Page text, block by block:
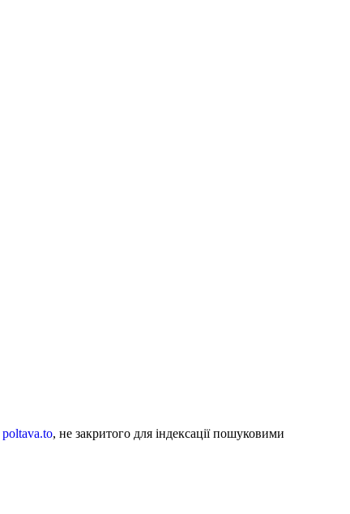
poltava.to, не закритого для індексації пошуковими